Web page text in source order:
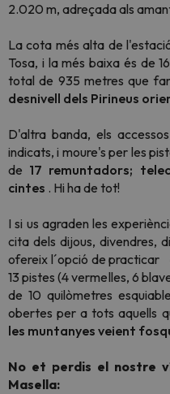
2.020 m, adreçada als
La cota més alta de
Tosa, i la més baixa és de
total de 935 metres que
desnivell dels Pirineus
D'altra banda, els
indicats, i moure's per les
de 17 remuntadors;
cintes . Hi ha de tot!
I si us agraden les
cita dels dijous, divendres,
ofereix l´opció de practicar
13 pistes (4 vermelles, 6
de 10 quilòmetres
obertes per a tots aquells
les muntanyes veient
No et perdis el nostre
Masella: